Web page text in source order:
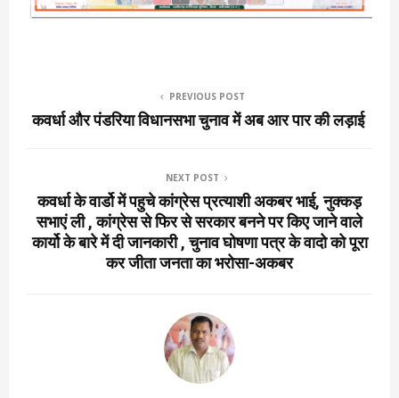
PREVIOUS POST
कवर्धा और पंडरिया विधानसभा चुनाव में अब आर पार की लड़ाई
NEXT POST
कवर्धा के वार्डो में पहुचे कांग्रेस प्रत्याशी अकबर भाई, नुक्कड़
सभाएं ली , कांग्रेस से फिर से सरकार बनने पर किए जाने वाले
कार्यो के बारे में दी जानकारी , चुनाव घोषणा पत्र के वादो को पूरा
कर जीता जनता का भरोसा-अकबर